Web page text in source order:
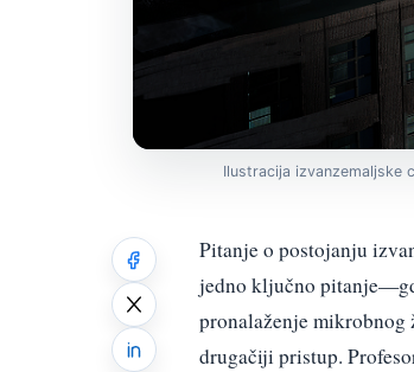
Ilustracija izvanzemaljske
Pitanje o postojanju
jedno ključno
pronalaženje
drugačiji pristup.